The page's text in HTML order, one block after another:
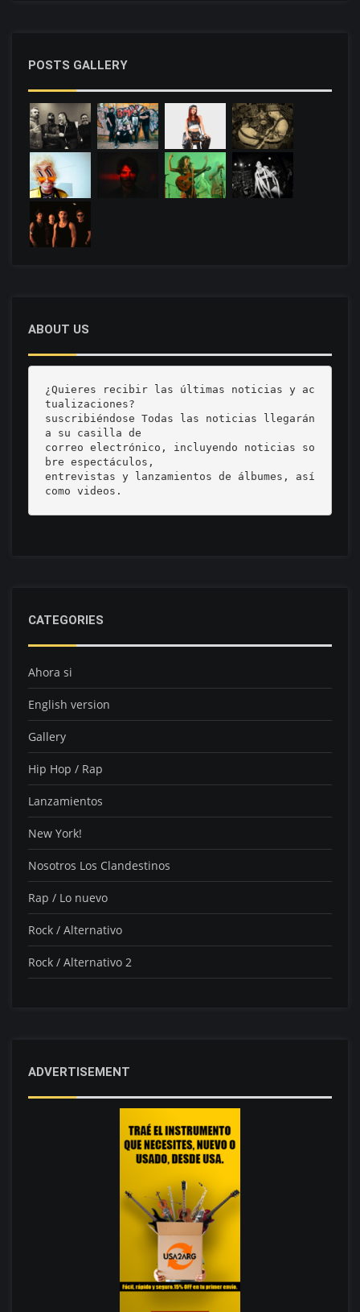
POSTS GALLERY
ABOUT US
¿Quieres recibir las últimas noticias y ac
tualizaciones?
suscribiéndose Todas las noticias llegarán
a su casilla de
correo electrónico, incluyendo noticias so
bre espectáculos,
entrevistas y lanzamientos de álbumes, así
como videos.
CATEGORIES
Ahora si
English version
Gallery
Hip Hop / Rap
Lanzamientos
New York!
Nosotros Los Clandestinos
Rap / Lo nuevo
Rock / Alternativo
Rock / Alternativo 2
ADVERTISEMENT